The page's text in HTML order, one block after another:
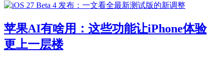
苹果AI有啥用：这些功能让iPhone体验
更上一层楼